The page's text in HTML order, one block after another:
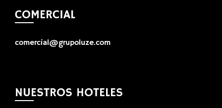
COMERCIAL
comercial@grupoluze.com
NUESTROS HOTELES